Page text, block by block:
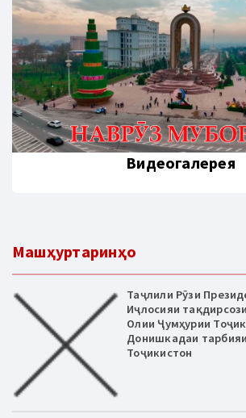
Видеогалерея
Машҳуртаринҳо
Таҷлили Рӯзи
Иҷлосияи
Олии Ҷумҳурии
Донишкадаи
Тоҷикистон